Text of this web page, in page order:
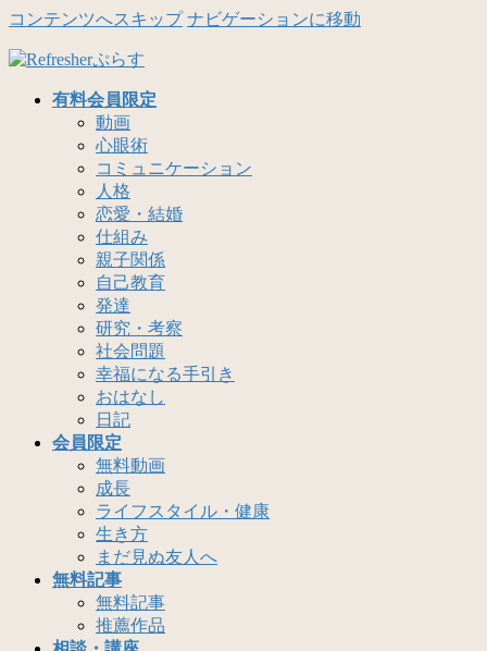
コンテンツへスキップ ナビゲーションに移動
有料会員限定
動画
心眼術
コミュニケーション
人格
恋愛・結婚
仕組み
親子関係
自己教育
発達
研究・考察
社会問題
幸福になる手引き
おはなし
日記
会員限定
無料動画
成長
ライフスタイル・健康
生き方
まだ見ぬ友人へ
無料記事
無料記事
推薦作品